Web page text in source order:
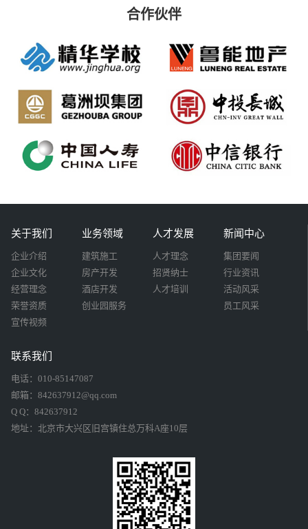
合作伙伴
关于我们
企业介绍
企业文化
经营理念
荣誉资质
宣传视频
业务领域
建筑施工
房产开发
酒店开发
创业园服务
人才发展
人才理念
招贤纳士
人才培训
新闻中心
集团要闻
行业资讯
活动风采
员工风采
联系我们
电话：010-85147087
邮箱：842637912@qq.com
Q Q：842637912
地址：北京市大兴区旧宫镇住总万科A座10层